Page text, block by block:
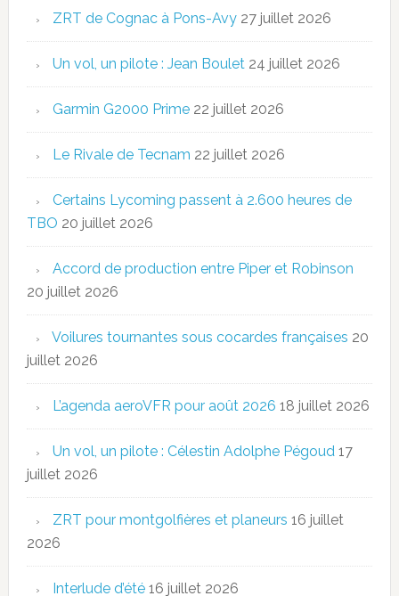
ZRT de Cognac à Pons-Avy 27 juillet 2026
Un vol, un pilote : Jean Boulet 24 juillet 2026
Garmin G2000 Prime 22 juillet 2026
Le Rivale de Tecnam 22 juillet 2026
Certains Lycoming passent à 2.600 heures de
TBO 20 juillet 2026
Accord de production entre Piper et Robinson
20 juillet 2026
Voilures tournantes sous cocardes françaises 20
juillet 2026
L’agenda aeroVFR pour août 2026 18 juillet 2026
Un vol, un pilote : Célestin Adolphe Pégoud 17
juillet 2026
ZRT pour montgolfières et planeurs 16 juillet
2026
Interlude d’été 16 juillet 2026